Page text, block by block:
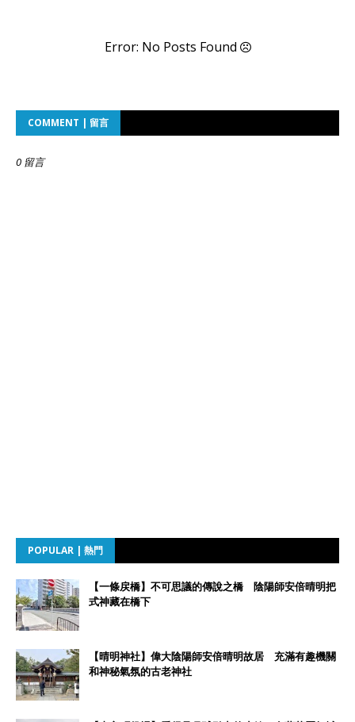
Error: No Posts Found
COMMENT | 留言
0 留言
POPULAR | 熱門
【一條戻橋】不可思議的傳說之橋 陰陽師安倍晴明把
式神藏在橋下
【晴明神社】偉大陰陽師安倍晴明故居 充滿有趣機關
和神秘氣氛的古老神社